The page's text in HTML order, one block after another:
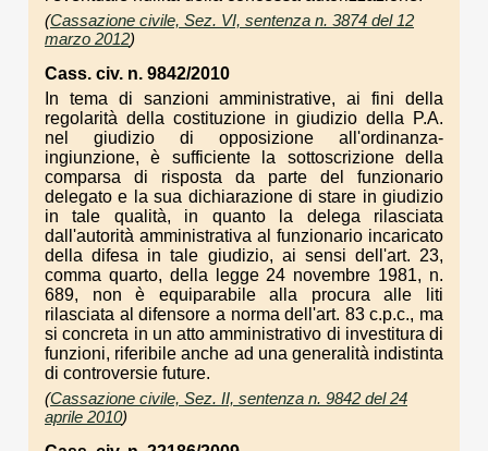
(Cassazione civile, Sez. VI, sentenza n. 3874 del 12
marzo 2012)
Cass. civ. n. 9842/2010
In tema di sanzioni amministrative, ai fini della
regolarità della costituzione in giudizio della P.A.
nel giudizio di opposizione all'ordinanza-
ingiunzione, è sufficiente la sottoscrizione della
comparsa di risposta da parte del funzionario
delegato e la sua dichiarazione di stare in giudizio
in tale qualità, in quanto la delega rilasciata
dall'autorità amministrativa al funzionario incaricato
della difesa in tale giudizio, ai sensi dell'art. 23,
comma quarto, della legge 24 novembre 1981, n.
689, non è equiparabile alla procura alle liti
rilasciata al difensore a norma dell'art. 83 c.p.c., ma
si concreta in un atto amministrativo di investitura di
funzioni, riferibile anche ad una generalità indistinta
di controversie future.
(Cassazione civile, Sez. II, sentenza n. 9842 del 24
aprile 2010)